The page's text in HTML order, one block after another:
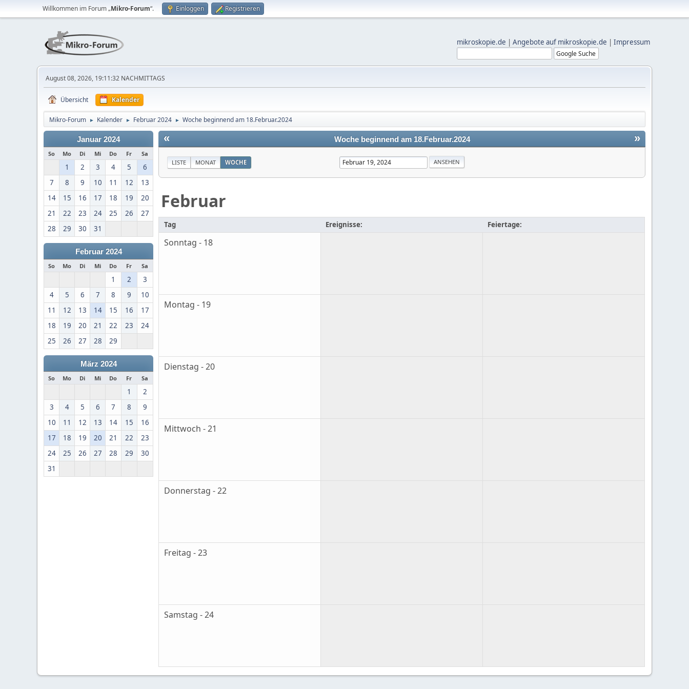
Willkommen im Forum „Mikro-Forum“. Einloggen Registrieren
mikroskopie.de | Angebote auf mikroskopie.de | Impressum
August 08, 2026, 19:11:32 NACHMITTAGS
Übersicht Kalender
Mikro-Forum ► Kalender ► Februar 2024 ► Woche beginnend am 18.Februar.2024
Januar 2024
So Mo Di Mi Do Fr Sa
1 2 3 4 5
6
7
8 9 10 11 12
13
14
15 16 17 18 19
20
21
22 23 24 25 26
27
28
29 30 31
Februar 2024
So Mo Di Mi Do Fr Sa
1 2
3
4
5 6 7 8 9
10
11
12 13 14 15 16
17
18
19 20 21 22 23
24
25
26 27 28 29
März 2024
So Mo Di Mi Do Fr Sa
1
2
3
4 5 6 7 8
9
10
11 12 13 14 15
16
17
18 19 20 21 22
23
24
25 26 27 28 29
30
31
« »
Woche beginnend am 18.Februar.2024
LISTE MONAT WOCHE
Februar
Tag Ereignisse: Feiertage:
Sonntag - 18
Montag - 19
Dienstag - 20
Mittwoch - 21
Donnerstag - 22
Freitag - 23
Samstag - 24